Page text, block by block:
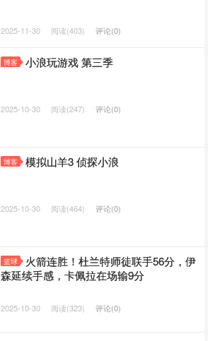
2025-11-30 阅读(403) 评论(0)
博客 小浪玩游戏 第三季
2025-10-30 阅读(247) 评论(0)
博客 模拟山羊3 侦探小浪
2025-10-30 阅读(464) 评论(0)
篮球
火箭连胜！杜兰特师徒联手56分，伊
森延续手感，卡佩拉在场输9分
2025-10-30 阅读(323) 评论(0)